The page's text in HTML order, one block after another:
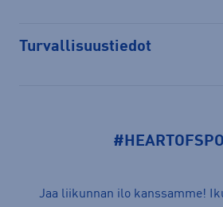
Turvallisuustiedot
Jaa liikunnan ilo kanssamme!